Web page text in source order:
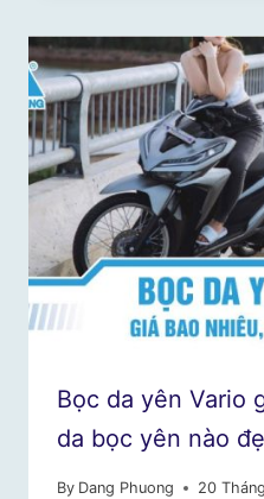
Bọc da yên Vario
da bọc yên nào
By Dang Phuong 20